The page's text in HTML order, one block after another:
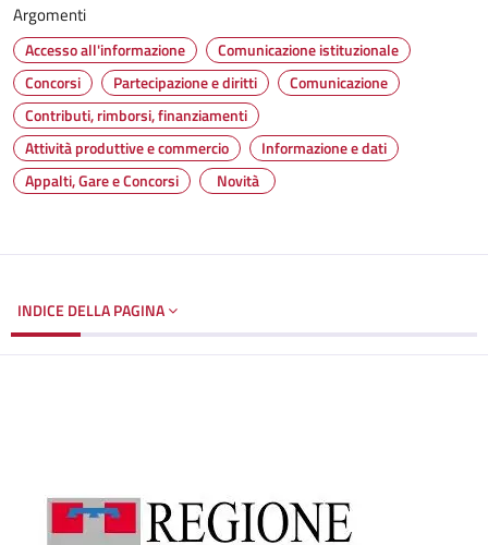
Argomenti
Accesso all'informazione
Comunicazione istituzionale
Concorsi
Partecipazione e diritti
Comunicazione
Contributi, rimborsi, finanziamenti
Attività produttive e commercio
Informazione e dati
Appalti, Gare e Concorsi
Novità
INDICE DELLA PAGINA